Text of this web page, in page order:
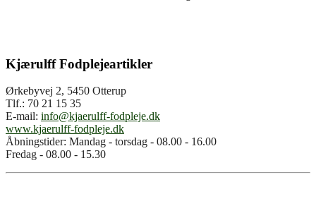
Kjærulff Fodplejeartikler
Ørkebyvej 2, 5450 Otterup
Tlf.: 70 21 15 35
E-mail: info@kjaerulff-fodpleje.dk
www.kjaerulff-fodpleje.dk
Åbningstider: Mandag - torsdag - 08.00 - 16.00
Fredag - 08.00 - 15.30